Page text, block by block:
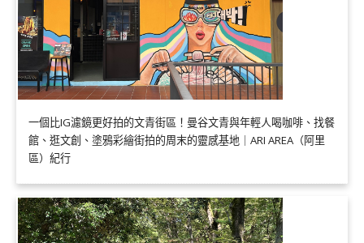
一個比IG濾鏡更好拍的文青街區！曼谷文青與年輕人喝咖啡、找餐
館、逛文創、塗鴉彩繪街拍的周末的靈感基地｜ARI AREA（阿里
區）紀行